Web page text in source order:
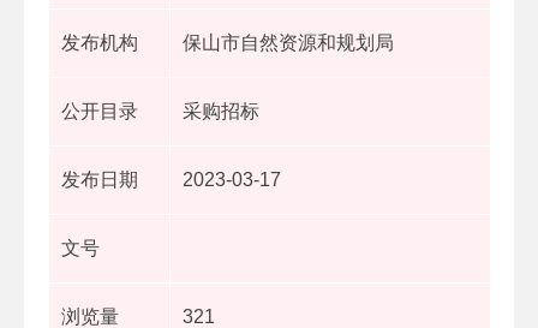
发布机构 保山市自然资源和规划局
公开目录 采购招标
发布日期 2023-03-17
文号
浏览量 321